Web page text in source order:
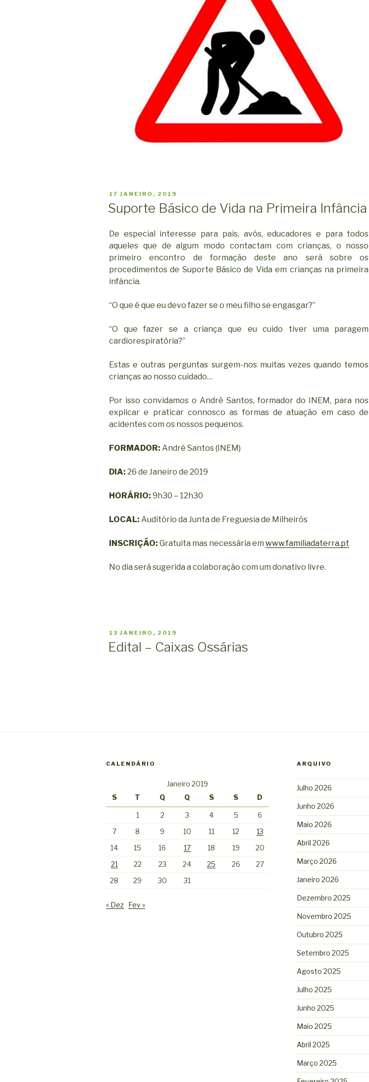
PUBLICADO
17 JANEIRO, 2019
Suporte Básico de Vida na Primeira Infância
De especial interesse para pais, avós, educadores e para todos
aqueles que de algum modo contactam com crianças, o nosso
primeiro encontro de formação deste ano será sobre os
procedimentos de Suporte Básico de Vida em crianças na primeira
infância.
“O que é que eu devo fazer se o meu filho se engasgar?”
“O que fazer se a criança que eu cuido tiver uma paragem
cardiorespiratória?”
Estas e outras perguntas surgem-nos muitas vezes quando temos
crianças ao nosso cuidado…
Por isso convidamos o André Santos, formador do INEM, para nos
explicar e praticar connosco as formas de atuação em caso de
acidentes com os nossos pequenos.
FORMADOR: André Santos (INEM)
DIA: 26 de Janeiro de 2019
HORÁRIO: 9h30 – 12h30
LOCAL: Auditório da Junta de Freguesia de Milheirós
INSCRIÇÃO: Gratuita mas necessária em www.familiadaterra.pt
No dia será sugerida a colaboração com um donativo livre.
PUBLICADO
13 JANEIRO, 2019
Edital – Caixas Ossárias
CALENDÁRIO
Janeiro 2019
S
T Q Q S S D
1 2 3 4 5
6
7
8 9 10 11 12
13
14
15 16 17 18 19
20
21
22 23 24 25 26
27
28
29 30 31
« Dez Fev »
ARQUIVO
Julho 2026
Junho 2026
Maio 2026
Abril 2026
Março 2026
Janeiro 2026
Dezembro 2025
Novembro 2025
Outubro 2025
Setembro 2025
Agosto 2025
Julho 2025
Junho 2025
Maio 2025
Abril 2025
Março 2025